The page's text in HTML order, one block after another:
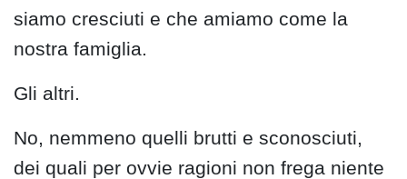
siamo cresciuti e che amiamo come la
nostra famiglia.
Gli altri.
No, nemmeno quelli brutti e sconosciuti,
dei quali per ovvie ragioni non frega niente